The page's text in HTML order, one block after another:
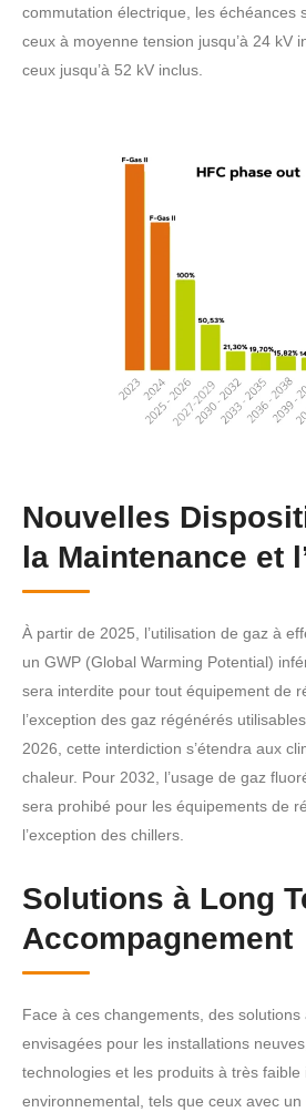
commutation électrique, les échéances
ceux à moyenne tension jusqu’à 24 kV
ceux jusqu’à 52 kV inclus.
Nouvelles
la Maintenance et
À partir de 2025, l’utilisation de gaz à
un GWP (Global Warming Potential)
sera interdite pour tout équipement de
l’exception des gaz régénérés
2026, cette interdiction s’étendra aux
chaleur. Pour 2032, l’usage de gaz
sera prohibé pour les équipements de
l’exception des chillers.
Solutions à Long
Accompagnement
Face à ces changements, des
envisagées pour les installations
technologies et les produits à très faible
environnemental, tels que ceux avec